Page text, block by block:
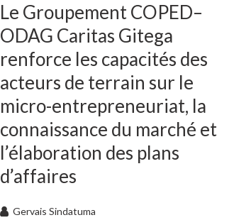
Le Groupement COPED–
ODAG Caritas Gitega
renforce les capacités des
acteurs de terrain sur le
micro-entrepreneuriat, la
connaissance du marché et
l’élaboration des plans
d’affaires
Gervais Sindatuma